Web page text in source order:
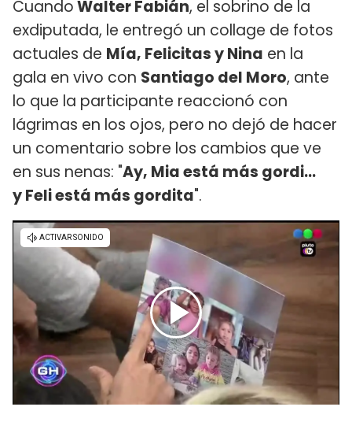
CuandoWalter Fabián, el sobrino de la
exdiputada, le entregó un collage de fotos
actuales de Mía, Felicitas y Nina en la
gala en vivo con Santiago del Moro, ante
lo que la participante reaccionó con
lágrimas en los ojos, pero no dejó de hacer
un comentario sobre los cambios que ve
en sus nenas: "Ay, Mia está más gordi...
y Feli está más gordita".